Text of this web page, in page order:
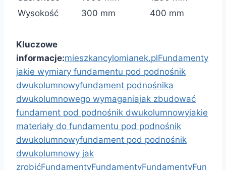
Wysokość
300 mm 400 mm
Kluczowe
informacje:mieszkancylomianek.plFundamenty
jakie wymiary fundamentu pod podnośnik
dwukolumnowyfundament podnośnika
dwukolumnowego wymaganiajak zbudować
fundament pod podnośnik dwukolumnowyjakie
materiały do fundamentu pod podnośnik
dwukolumnowyfundament pod podnośnik
dwukolumnowy jak
zrobićFundamentyFundamentyFundamentyFun